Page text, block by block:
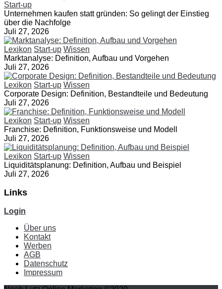
Start-up
Unternehmen kaufen statt gründen: So gelingt der Einstieg
über die Nachfolge
Juli 27, 2026
Lexikon Start-up Wissen
Marktanalyse: Definition, Aufbau und Vorgehen
Juli 27, 2026
Lexikon Start-up Wissen
Corporate Design: Definition, Bestandteile und Bedeutung
Juli 27, 2026
Lexikon Start-up Wissen
Franchise: Definition, Funktionsweise und Modell
Juli 27, 2026
Lexikon Start-up Wissen
Liquiditätsplanung: Definition, Aufbau und Beispiel
Juli 27, 2026
Links
Login
Über uns
Kontakt
Werben
AGB
Datenschutz
Impressum